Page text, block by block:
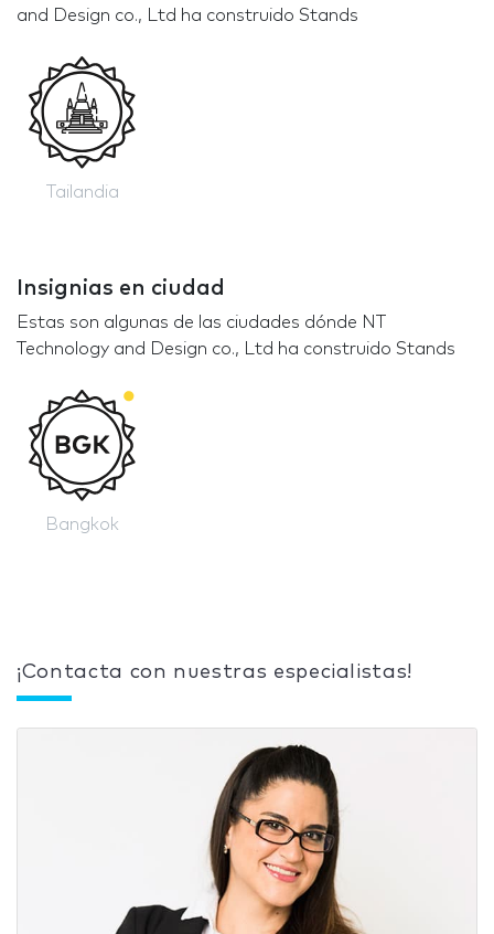
and Design co., Ltd ha construido Stands
Tailandia
Insignias en ciudad
Estas son algunas de las ciudades dónde NT
Technology and Design co., Ltd ha construido Stands
Bangkok
¡Contacta con nuestras especialistas!